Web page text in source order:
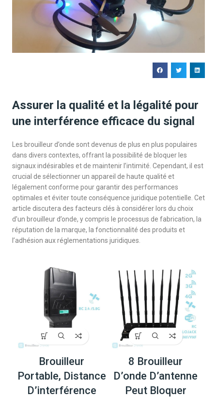
Assurer la qualité et la légalité pour
une interférence efficace du signal
Les brouilleur d’onde sont devenus de plus en plus populaires
dans divers contextes, offrant la possibilité de bloquer les
signaux indésirables et de maintenir l’intimité. Cependant, il est
crucial de sélectionner un appareil de haute qualité et
légalement conforme pour garantir des performances
optimales et éviter toute conséquence juridique potentielle. Cet
article discutera des facteurs clés à considérer lors du choix
d’un brouilleur d’onde, y compris le processus de fabrication, la
réputation de la marque, la fonctionnalité des produits et
l’adhésion aux réglementations juridiques.
Brouilleur
Portable, Distance
D’interférence
8 Brouilleur
D’onde D’antenne
Peut Bloquer